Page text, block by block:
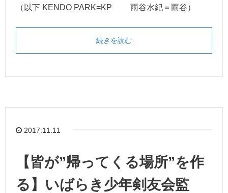
（以下 KENDO PARK=KP 雨谷水紀＝雨谷）
続きを読む
2017.11.11
【皆が”帰ってくる場所”を作
る】いばらき少年剣友会監